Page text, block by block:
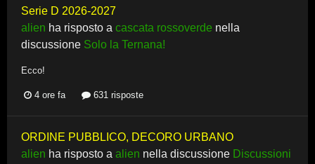
Serie D 2026-2027
alien ha risposto a cascata rossoverde nella
discussione Solo la Ternana!
Ecco!
4 ore fa 631 risposte
ORDINE PUBBLICO, DECORO URBANO
alien ha risposto a alien nella discussione Discussioni